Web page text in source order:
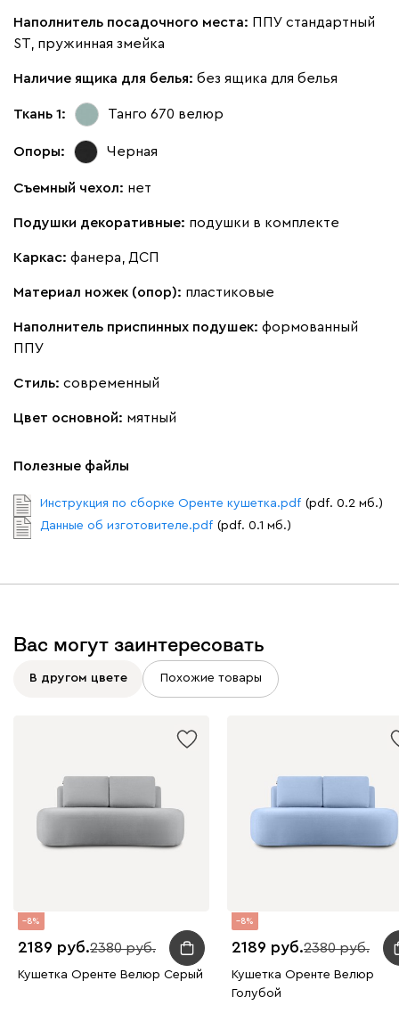
000 795
Геста
Мола
Жёлтый Песочный
Ланза
Кларинс
Винтер 2352
Виридис Мустард
Букле 2590
Наполнитель посадочного места: ППУ стандартный
ST, пружинная змейка
Наличие ящика для белья: без ящика для белья
Ткань 1: Танго 670 велюр
Опоры: Черная
Съемный чехол: нет
Подушки декоративные: подушки в комплекте
Каркас: фанера, ДСП
Материал ножек (опор): пластиковые
Наполнитель приспинных подушек: формованный
ППУ
Стиль: современный
Цвет основной: мятный
Полезные файлы
Инструкция по сборке Оренте кушетка.pdf (pdf. 0.2 мб.)
Данные об изготовителе.pdf (pdf. 0.1 мб.)
Вас могут заинтересовать
В другом цвете Похожие товары
8
2189 2380
Кушетка Оренте Велюр Серый
8
2189 2380
Кушетка Оренте Велюр
Голубой